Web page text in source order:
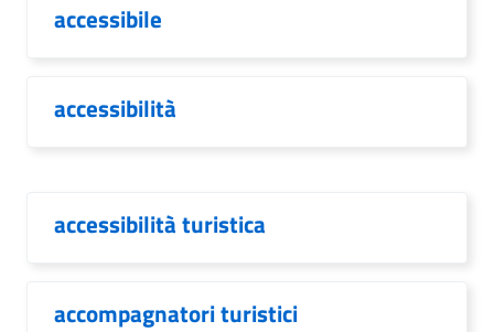
accessibile
accessibilità
accessibilità turistica
accompagnatori turistici